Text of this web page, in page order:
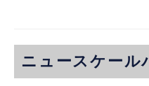
ニュースケール